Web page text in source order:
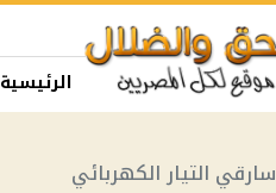
الرئيسية
سارقي التيار الكهربائي